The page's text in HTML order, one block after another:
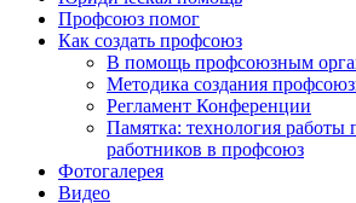
Профсоюз помог
Как создать профсоюз
В помощь профсоюзным
Методика создания
Регламент Конференции
Памятка: технология работы
работников в профсоюз
Фотогалерея
Видео